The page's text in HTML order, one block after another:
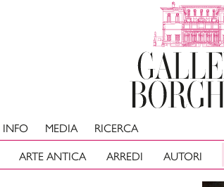
ARTE ANTICA ARREDI AUTORI
INFO MEDIA RICERCA